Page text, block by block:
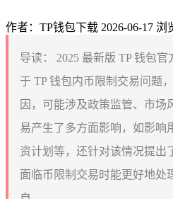
作者：TP钱包下载 2026-06-17 浏
导读：
2025 最新版 TP 钱包
于 TP 钱包内币限制交易问题
因，可能涉及政策监管、市场
易产生了多方面影响，如影响
资计划等，还针对该情况提出
面临币限制交易时能更好地处